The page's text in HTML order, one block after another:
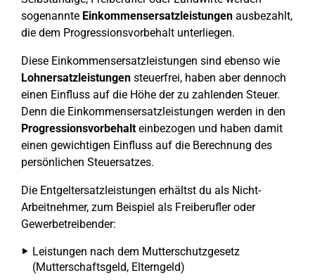
sogenannte Einkommensersatzleistungen ausbezahlt,
die dem Progressionsvorbehalt unterliegen.
Diese Einkommensersatzleistungen sind ebenso wie
Lohnersatzleistungen steuerfrei, haben aber dennoch
einen Einfluss auf die Höhe der zu zahlenden Steuer.
Denn die Einkommensersatzleistungen werden in den
Progressionsvorbehalteinbezogen und haben damit
einen gewichtigen Einfluss auf die Berechnung des
persönlichen Steuersatzes.
Die Entgeltersatzleistungen erhältst du als Nicht-
Arbeitnehmer, zum Beispiel als Freiberufler oder
Gewerbetreibender:
Leistungen nach dem Mutterschutzgesetz
(Mutterschaftsgeld, Elterngeld)